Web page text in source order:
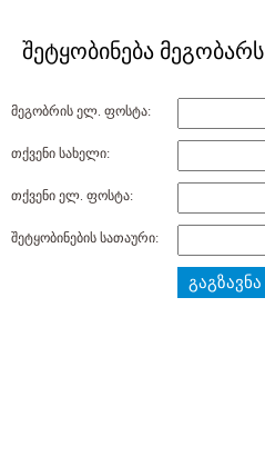
შეტყობინება მეგობარს
მეგობრის ელ. ფოსტა:
თქვენი სახელი:
თქვენი ელ. ფოსტა:
შეტყობინების სათაური:
გაგზავნა